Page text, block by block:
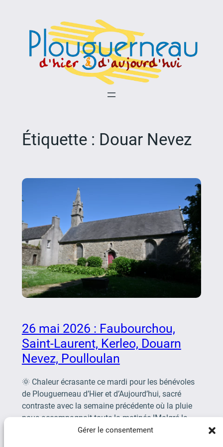
Gérer le consentement
Étiquette : Douar Nevez
26 mai 2026 : Faubourchou,
Saint-Laurent, Kerleo, Douarn
Nevez, Poulloulan
🌞 Chaleur écrasante ce mardi pour les bénévoles
de Plouguerneau d’Hier et d’Aujourd’hui, sacré
contraste avec la semaine précédente où la pluie
nous accompagnait toute la matinée !Malgré la
canicule, 11 courageux […]